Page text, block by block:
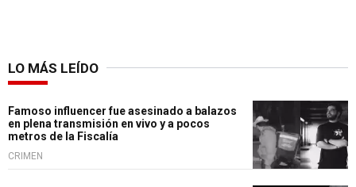
LO MÁS LEÍDO
Famoso influencer fue asesinado a balazos
en plena transmisión en vivo y a pocos
metros de la Fiscalía
CRIMEN